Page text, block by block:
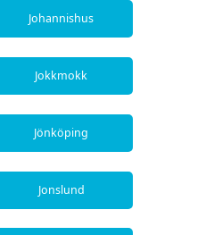
Johannishus
Jokkmokk
Jönköping
Jonslund